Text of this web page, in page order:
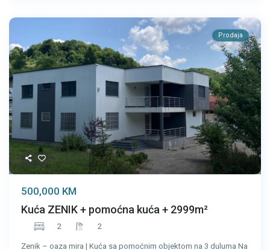
Prodaja
500,000 KM
Kuća ZENIK + pomoćna kuća + 2999m²
2 2
Zenik – oaza mira | Kuća sa pomoćnim objektom na 3 duluma Na